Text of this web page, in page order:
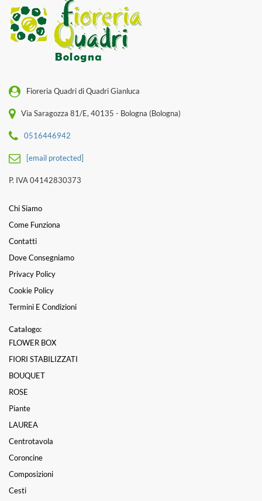
Fioreria Quadri di Quadri Gianluca
Via Saragozza 81/E, 40135 - Bologna (Bologna)
0516446942
[email protected]
P. IVA 04142830373
Chi Siamo
Come Funziona
Contatti
Dove Consegniamo
Privacy Policy
Cookie Policy
Termini E Condizioni
Catalogo:
FLOWER BOX
FIORI STABILIZZATI
BOUQUET
ROSE
Piante
LAUREA
Centrotavola
Coroncine
Composizioni
Cesti